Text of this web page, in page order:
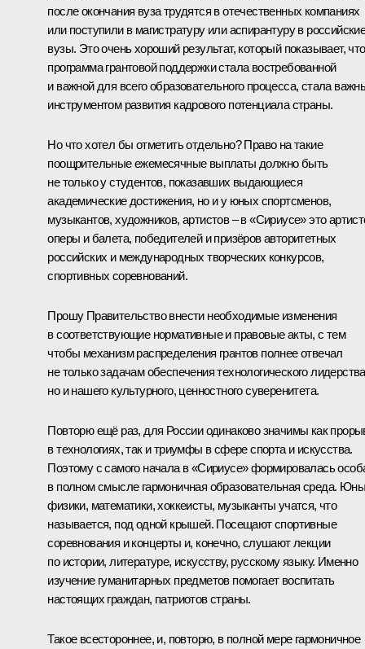
после окончания вуза трудятся в отечественных компаниях
или поступили в магистратуру или аспирантуру в
вузы. Это очень хороший результат, который показывает, что
программа грантовой поддержки стала востребованной
и важной для всего образовательного процесса, стала
инструментом развития кадрового потенциала страны.
Но что хотел бы отметить отдельно? Право на такие
поощрительные ежемесячные выплаты должно быть
не только у студентов, показавших выдающиеся
академические достижения, но и у юных спортсменов,
музыкантов, художников, артистов – в «Сириусе» это
оперы и балета, победителей и призёров авторитетных
российских и международных творческих конкурсов,
спортивных соревнований.
Прошу Правительство внести необходимые изменения
в соответствующие нормативные и правовые акты, с тем
чтобы механизм распределения грантов полнее отвечал
не только задачам обеспечения технологического
но и нашего культурного, ценностного суверенитета.
Повторю ещё раз, для России одинаково значимы как
в технологиях, так и триумфы в сфере спорта и искусства.
Поэтому с самого начала в «Сириусе» формировалась
в полном смысле гармоничная образовательная среда.
физики, математики, хоккеисты, музыканты учатся, что
называется, под одной крышей. Посещают спортивные
соревнования и концерты и, конечно, слушают лекции
по истории, литературе, искусству, русскому языку. Именно
изучение гуманитарных предметов помогает воспитать
настоящих граждан, патриотов страны.
Такое всестороннее, и, повторю, в полной мере гармоничное